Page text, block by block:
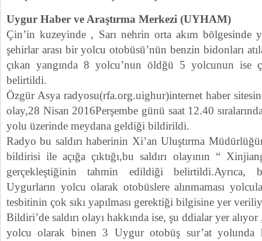
Uygur Haber ve Araştırma Merkezi (UYHAM)
Çin’in kuzeyinde , Sarı nehrin orta akım bölgesinde
şehirlar arası bir yolcu otobüsü’nün benzin bidonları
çıkan yangında 8 yolcu’nun öldğü 5 yolcunun ise
belirtildi.
Özgür Asya radyosu(rfa.org.uighur)internet haber
olay,28 Nisan 2016Perşembe günü saat 12.40
yolu üzerinde meydana geldiği bildirildi.
Radyo bu saldırı haberinin Xi’an Uluştırma
bildirisi ile açığa çıktığı,bu saldırı olayının “
gerçekleştiğinin tahmin edildiği belirtildi.Ayrıca,
Uygurların yolcu olarak otobüslere alınmaması
tesbitinin çok sıkı yapılması gerektiği bilgisine yer
Bildiri’de saldırı olayı hakkında ise, şu ddialar yer
yolcu olarak binen 3 Uygur otobüş sur’at yolunda